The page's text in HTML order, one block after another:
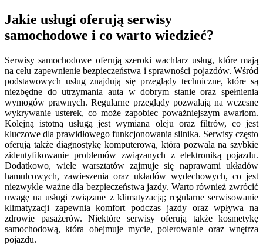
Jakie usługi oferują serwisy
samochodowe i co warto wiedzieć?
Serwisy samochodowe oferują szeroki wachlarz usług, które mają
na celu zapewnienie bezpieczeństwa i sprawności pojazdów. Wśród
podstawowych usług znajdują się przeglądy techniczne, które są
niezbędne do utrzymania auta w dobrym stanie oraz spełnienia
wymogów prawnych. Regularne przeglądy pozwalają na wczesne
wykrywanie usterek, co może zapobiec poważniejszym awariom.
Kolejną istotną usługą jest wymiana oleju oraz filtrów, co jest
kluczowe dla prawidłowego funkcjonowania silnika. Serwisy często
oferują także diagnostykę komputerową, która pozwala na szybkie
zidentyfikowanie problemów związanych z elektroniką pojazdu.
Dodatkowo, wiele warsztatów zajmuje się naprawami układów
hamulcowych, zawieszenia oraz układów wydechowych, co jest
niezwykle ważne dla bezpieczeństwa jazdy. Warto również zwrócić
uwagę na usługi związane z klimatyzacją; regularne serwisowanie
klimatyzacji zapewnia komfort podczas jazdy oraz wpływa na
zdrowie pasażerów. Niektóre serwisy oferują także kosmetykę
samochodową, która obejmuje mycie, polerowanie oraz wnętrza
pojazdu.